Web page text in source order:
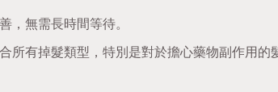
，無需長時間等待。
所有掉髮類型，特別是對於擔心藥物副作用的